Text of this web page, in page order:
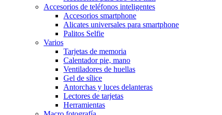
Accesorios de teléfonos inteligentes
Accesorios smartphone
Alicates universales para smartphone
Palitos Selfie
Varios
Tarjetas de memoria
Calentador pie, mano
Ventiladores de huellas
Gel de sílice
Antorchas y luces delanteras
Lectores de tarjetas
Herramientas